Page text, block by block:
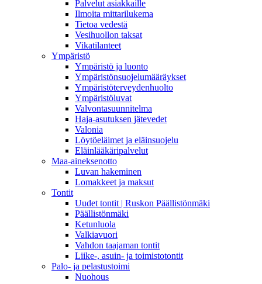
Palvelut asiakkaille
Ilmoita mittarilukema
Tietoa vedestä
Vesihuollon taksat
Vikatilanteet
Ympäristö
Ympäristö ja luonto
Ympäristönsuojelumääräykset
Ympäristöterveydenhuolto
Ympäristöluvat
Valvontasuunnitelma
Haja-asutuksen jätevedet
Valonia
Löytöeläimet ja eläinsuojelu
Eläinlääkäripalvelut
Maa-aineksenotto
Luvan hakeminen
Lomakkeet ja maksut
Tontit
Uudet tontit | Ruskon Päällistönmäki
Päällistönmäki
Ketunluola
Valkiavuori
Vahdon taajaman tontit
Liike-, asuin- ja toimistotontit
Palo- ja pelastustoimi
Nuohous